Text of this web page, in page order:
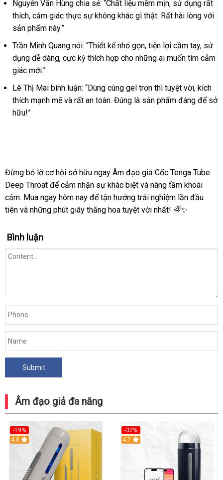
Nguyễn Văn Hùng chia sẻ: “Chất liệu mềm mịn, sử dụng rất
thích, cảm giác thực sự không khác gì thật. Rất hài lòng với
sản phẩm này.”
Trần Minh Quang nói: “Thiết kế nhỏ gọn, tiện lợi cầm tay, sử
dụng dễ dàng, cực kỳ thích hợp cho những ai muốn tìm cảm
giác mới.”
Lê Thị Mai bình luận: “Dùng cùng gel trơn thì tuyệt vời, kích
thích mạnh mẽ và rất an toàn. Đúng là sản phẩm đáng để sở
hữu!”
Đừng bỏ lỡ cơ hội sở hữu ngay Âm đạo giả Cốc Tenga Tube
Deep Throat để cảm nhận sự khác biệt và nâng tầm khoái
cảm. Mua ngay hôm nay để tận hưởng trải nghiệm lần đầu
tiên và những phút giây thăng hoa tuyệt vời nhất! 🌈✨
Bình luận
Âm đạo giả đa năng
-19%
Hot
4.8
-32%
Hot
4.7